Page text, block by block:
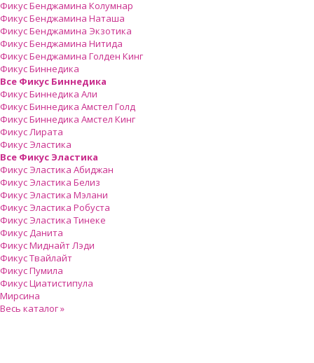
Фикус Бенджамина Колумнар
Фикус Бенджамина Наташа
Фикус Бенджамина Экзотика
Фикус Бенджамина Нитида
Фикус Бенджамина Голден Кинг
Фикус Биннедика
Все Фикус Биннедика
Фикус Биннедика Али
Фикус Биннедика Амстел Голд
Фикус Биннедика Амстел Кинг
Фикус Лирата
Фикус Эластика
Все Фикус Эластика
Фикус Эластика Абиджан
Фикус Эластика Белиз
Фикус Эластика Мэлани
Фикус Эластика Робуста
Фикус Эластика Тинеке
Фикус Данита
Фикус Миднайт Лэди
Фикус Твайлайт
Фикус Пумила
Фикус Циатистипула
Мирсина
Весь каталог »